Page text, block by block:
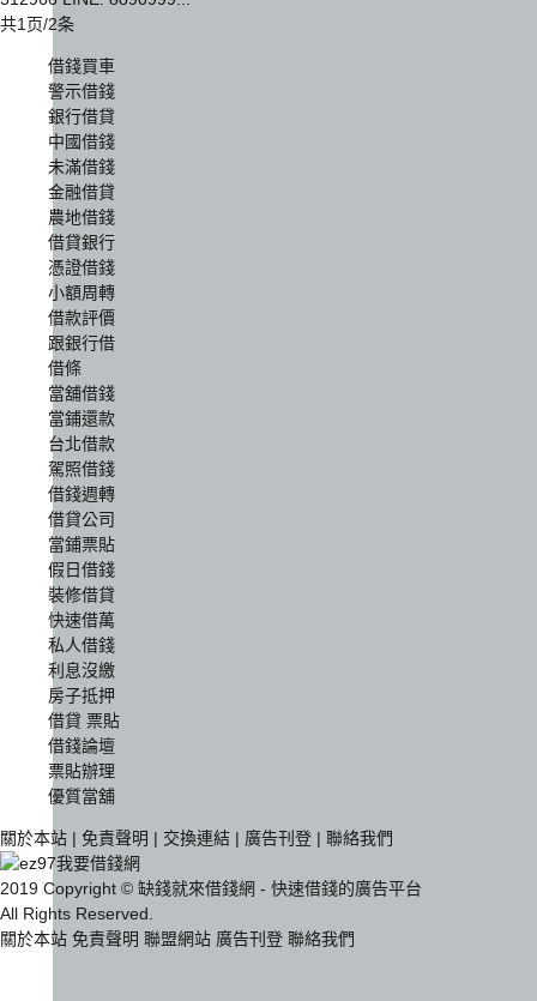
共1页/2条
借錢買車
警示借錢
銀行借貸
中國借錢
未滿借錢
金融借貸
農地借錢
借貸銀行
憑證借錢
小額周轉
借款評價
跟銀行借
借條
當舖借錢
當鋪還款
台北借款
駕照借錢
借錢週轉
借貸公司
當鋪票貼
假日借錢
裝修借貸
快速借萬
私人借錢
利息沒繳
房子抵押
借貸 票貼
借錢論壇
票貼辦理
優質當舖
關於本站 | 免責聲明 | 交換連結 | 廣告刊登 | 聯絡我們
2019 Copyright © 缺錢就來借錢網 - 快速借錢的廣告平台
All Rights Reserved.
關於本站 免責聲明 聯盟網站 廣告刊登 聯絡我們